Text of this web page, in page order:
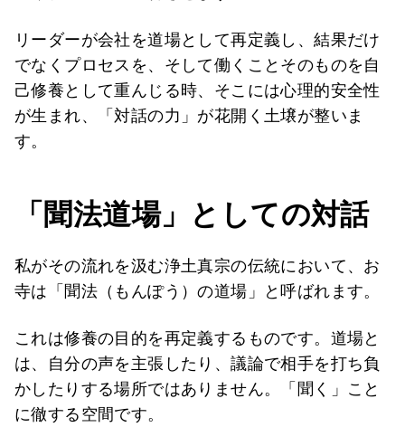
リーダーが会社を道場として再定義し、結果だけ
でなくプロセスを、そして働くことそのものを自
己修養として重んじる時、そこには心理的安全性
が生まれ、「対話の力」が花開く土壌が整いま
す。
「聞法道場」としての対話
私がその流れを汲む浄土真宗の伝統において、お
寺は「聞法（もんぽう）の道場」と呼ばれます。
これは修養の目的を再定義するものです。道場と
は、自分の声を主張したり、議論で相手を打ち負
かしたりする場所ではありません。「聞く」こと
に徹する空間です。